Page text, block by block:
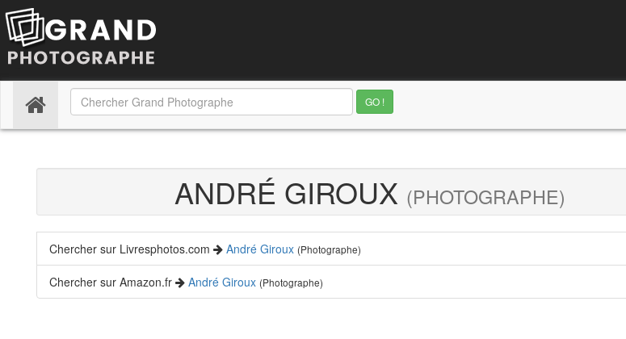
(current)
ANDRÉ GIROUX (PHOTOGRAPHE)
Chercher sur Livresphotos.com André Giroux (Photographe)
Chercher sur Amazon.fr André Giroux (Photographe)